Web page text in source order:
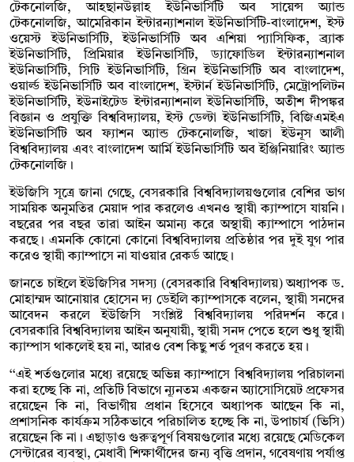
টেকনোলজি, আহছানউল্লাহ ইউনিভার্সিটি অব সায়েন্স অ্যান্ড
টেকনোলজি, আমেরিকান ইন্টারন্যাশনাল ইউনিভার্সিটি-বাংলাদেশ, ইস্ট
ওয়েস্ট ইউনিভার্সিটি, ইউনিভার্সিটি অব এশিয়া প্যাসিফিক, ব্র্যাক
ইউনিভার্সিটি, প্রিমিয়ার ইউনিভার্সিটি, ড্যাফোডিল ইন্টারন্যাশনাল
ইউনিভার্সিটি, সিটি ইউনিভার্সিটি, গ্রিন ইউনিভার্সিটি অব বাংলাদেশ,
ওয়ার্ল্ড ইউনিভার্সিটি অব বাংলাদেশ, ইস্টার্ন ইউনিভার্সিটি, মেট্রোপলিটন
ইউনিভার্সিটি, ইউনাইটেড ইন্টারন্যাশনাল ইউনিভার্সিটি, অতীশ দীপঙ্কর
বিজ্ঞান ও প্রযুক্তি বিশ্ববিদ্যালয়, ইস্ট ডেল্টা ইউনিভার্সিটি, বিজিএমইএ
ইউনিভার্সিটি অব ফ্যাশন অ্যান্ড টেকনোলজি, খাজা ইউনূস আলী
বিশ্ববিদ্যালয় এবং বাংলাদেশ আর্মি ইউনিভার্সিটি অব ইঞ্জিনিয়ারিং অ্যান্ড
টেকনোলজি।
ইউজিসি সূত্রে জানা গেছে, বেসরকারি বিশ্ববিদ্যালয়গুলোর বেশির ভাগ
সাময়িক অনুমতির মেয়াদ পার করলেও এখনও স্থায়ী ক্যাম্পাসে যায়নি।
বছরের পর বছর তারা আইন অমান্য করে অস্থায়ী ক্যাম্পাসে পাঠদান
করছে। এমনকি কোনো কোনো বিশ্ববিদ্যালয় প্রতিষ্ঠার পর দুই যুগ পার
করেও স্থায়ী ক্যাম্পাসে না যাওয়ার রেকর্ড আছে।
জানতে চাইলে ইউজিসির সদস্য (বেসরকারি বিশ্ববিদ্যালয়) অধ্যাপক ড.
মোহাম্মদ আনোয়ার হোসেন দ্য ডেইলি ক্যাম্পাসকে বলেন, স্থায়ী সনদের
আবেদন করলে ইউজিসি সংশ্লিষ্ট বিশ্ববিদ্যালয় পরিদর্শন করে।
বেসরকারি বিশ্ববিদ্যালয় আইন অনুযায়ী, স্থায়ী সনদ পেতে হলে শুধু স্থায়ী
ক্যাম্পাস থাকলেই হয় না, আরও বেশ কিছু শর্ত পূরণ করতে হয়।
‘‘এই শর্তগুলোর মধ্যে রয়েছে অভিন্ন ক্যাম্পাসে বিশ্ববিদ্যালয় পরিচালনা
করা হচ্ছে কি না, প্রতিটি বিভাগে ন্যূনতম একজন অ্যাসোসিয়েট প্রফেসর
রয়েছেন কি না, বিভাগীয় প্রধান হিসেবে অধ্যাপক আছেন কি না,
প্রশাসনিক কার্যক্রম সঠিকভাবে পরিচালিত হচ্ছে কি না, উপাচার্য (ভিসি)
রয়েছেন কি না। এছাড়াও গুরুত্বপূর্ণ বিষয়গুলোর মধ্যে রয়েছে মেডিকেল
সেন্টারের ব্যবস্থা, মেধাবী শিক্ষার্থীদের জন্য বৃত্তি প্রদান, গবেষণায় পর্যাপ্ত